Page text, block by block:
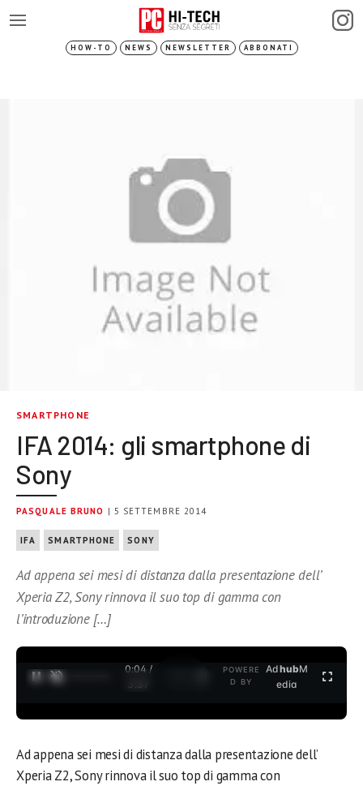
HOW-TO NEWS NEWSLETTER ABBONATI
SMARTPHONE
IFA 2014: gli smartphone di
Sony
PASQUALE BRUNO | 5 SETTEMBRE 2014
IFA SMARTPHONE SONY
Ad appena sei mesi di distanza dalla presentazione dell’
Xperia Z2, Sony rinnova il suo top di gamma con
l’introduzione […]
0:04 /
3:37
POWERE
D BY
AdhubM
edia
Ad appena sei mesi di distanza dalla presentazione dell’
Xperia Z2, Sony rinnova il suo top di gamma con